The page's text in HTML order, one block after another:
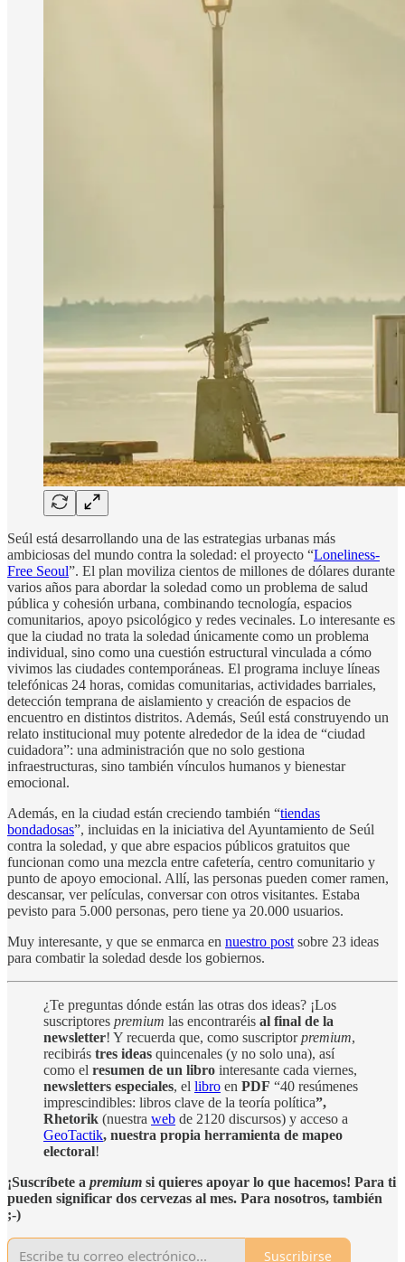
Seúl está desarrollando una de las estrategias urbanas más
ambiciosas del mundo contra la soledad: el proyecto “Loneliness-
Free Seoul”. El plan moviliza cientos de millones de dólares durante
varios años para abordar la soledad como un problema de salud
pública y cohesión urbana, combinando tecnología, espacios
comunitarios, apoyo psicológico y redes vecinales. Lo interesante es
que la ciudad no trata la soledad únicamente como un problema
individual, sino como una cuestión estructural vinculada a cómo
vivimos las ciudades contemporáneas. El programa incluye líneas
telefónicas 24 horas, comidas comunitarias, actividades barriales,
detección temprana de aislamiento y creación de espacios de
encuentro en distintos distritos. Además, Seúl está construyendo un
relato institucional muy potente alrededor de la idea de “ciudad
cuidadora”: una administración que no solo gestiona
infraestructuras, sino también vínculos humanos y bienestar
emocional.
Además, en la ciudad están creciendo también “tiendas
bondadosas”, incluidas en la iniciativa del Ayuntamiento de Seúl
contra la soledad, y que abre espacios públicos gratuitos que
funcionan como una mezcla entre cafetería, centro comunitario y
punto de apoyo emocional. Allí, las personas pueden comer ramen,
descansar, ver películas, conversar con otros visitantes. Estaba
pevisto para 5.000 personas, pero tiene ya 20.000 usuarios.
Muy interesante, y que se enmarca en nuestro post sobre 23 ideas
para combatir la soledad desde los gobiernos.
¿Te preguntas dónde están las otras dos ideas? ¡Los
suscriptores premium las encontraréis al final de la
newsletter! Y recuerda que, como suscriptorpremium,
recibirás tres ideas quincenales (y no solo una), así
como el resumen de un libro interesante cada viernes,
newsletters especiales, el libro en PDF “40 resúmenes
imprescindibles: libros clave de la teoría política”,
Rhetorik (nuestra web de 2120 discursos) y acceso a
GeoTactik, nuestra propia herramienta de mapeo
electoral!
¡Suscríbete a premium si quieres apoyar lo que hacemos! Para ti
pueden significar dos cervezas al mes. Para nosotros, también
;-)
Suscribirse